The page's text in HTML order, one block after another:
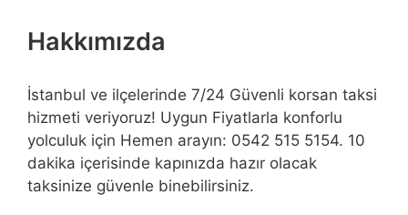
Hakkımızda
İstanbul ve ilçelerinde 7/24 Güvenli korsan taksi
hizmeti veriyoruz! Uygun Fiyatlarla konforlu
yolculuk için Hemen arayın: 0542 515 5154. 10
dakika içerisinde kapınızda hazır olacak
taksinize güvenle binebilirsiniz.